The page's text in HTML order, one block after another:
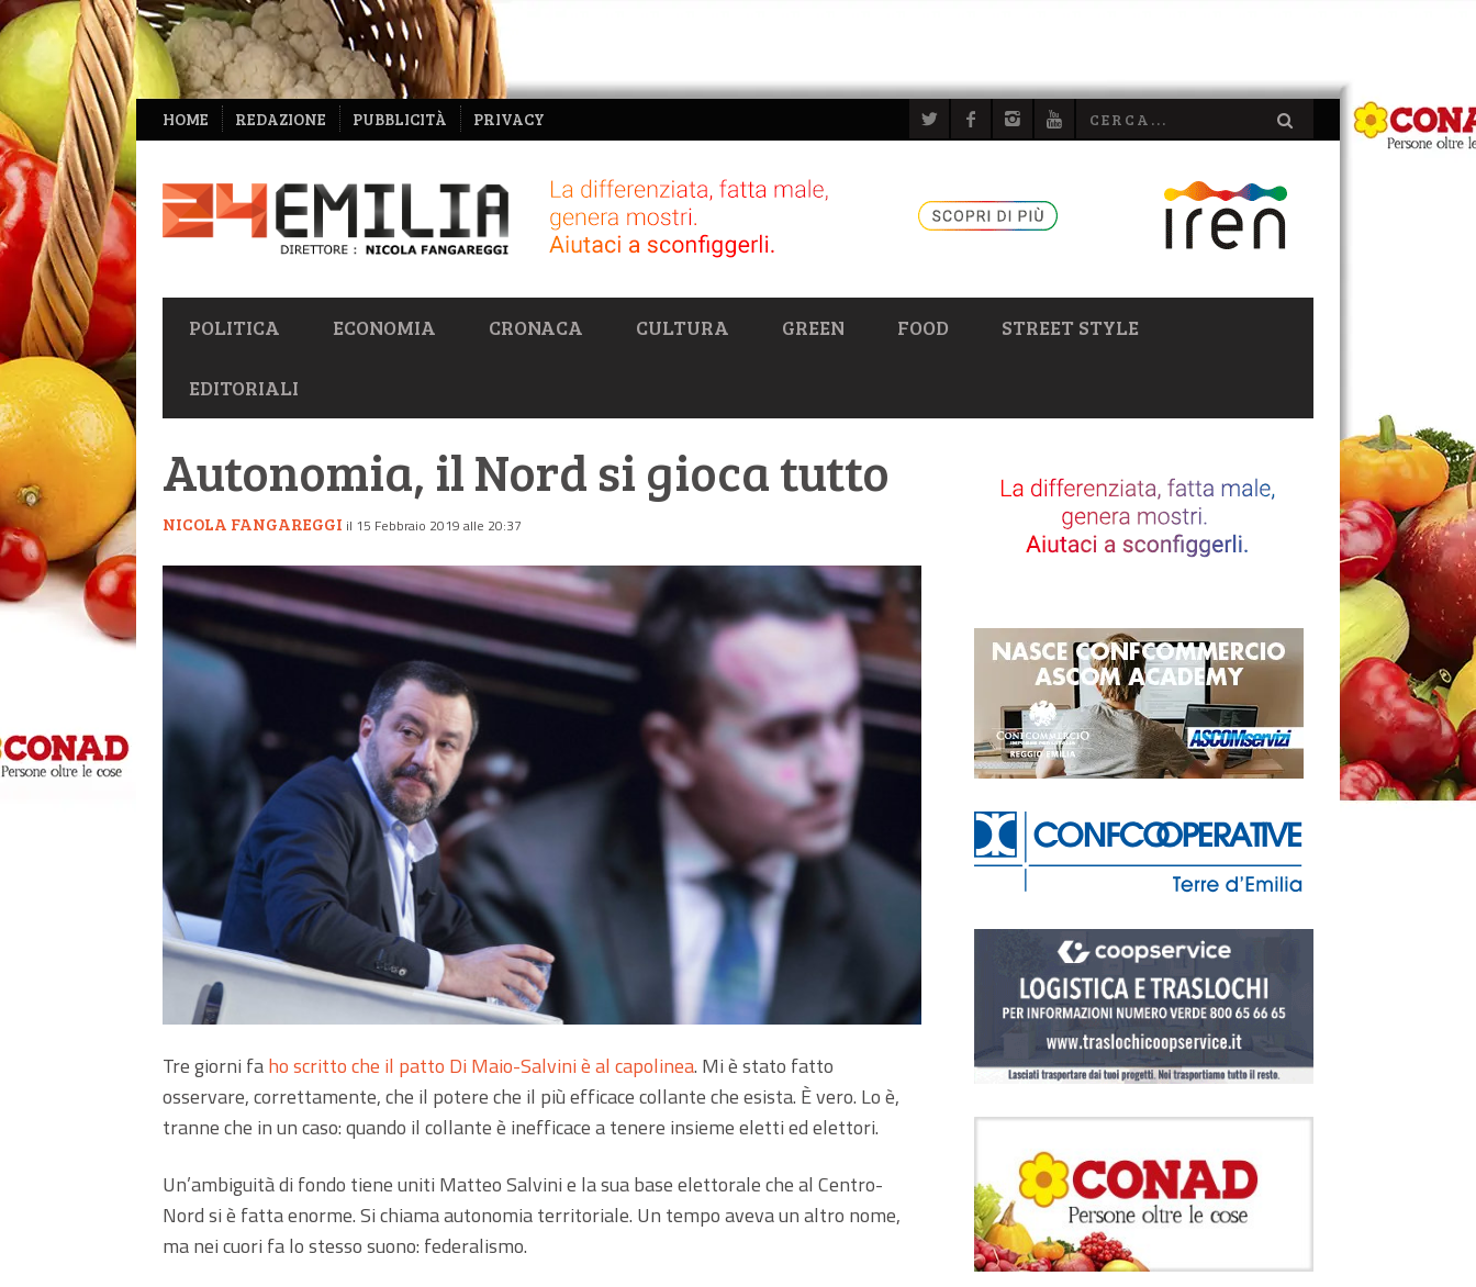
NAVIGAZIONE
SECONDARIA
HOME REDAZIONE PUBBLICITÀ PRIVACY
NAVIGAZIONE
PRIMARIA
POLITICA ECONOMIA CRONACA CULTURA GREEN FOOD STREET STYLE
EDITORIALI
Autonomia, il Nord si gioca tutto
NICOLA FANGAREGGI il 15 Febbraio 2019 alle 20:37
Tre giorni faho scritto che il patto Di Maio-Salvini è al capolinea. Mi è stato fatto
osservare, correttamente, che il potere che il più efficace collante che esista. È vero. Lo è,
tranne che in un caso: quando il collante è inefficace a tenere insieme eletti ed elettori.
Un’ambiguità di fondo tiene uniti Matteo Salvini e la sua base elettorale che al Centro-
Nord si è fatta enorme. Si chiama autonomia territoriale. Un tempo aveva un altro nome,
ma nei cuori fa lo stesso suono: federalismo.